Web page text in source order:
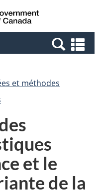
Canada
et
et méthodes
et le
de la